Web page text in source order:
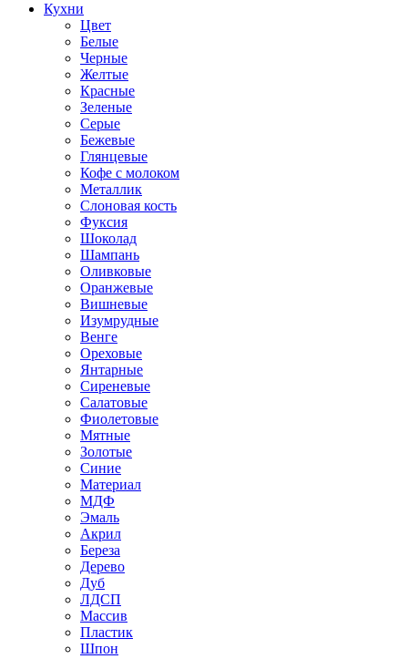
Кухни
Цвет
Белые
Черные
Желтые
Красные
Зеленые
Серые
Бежевые
Глянцевые
Кофе с молоком
Металлик
Слоновая кость
Фуксия
Шоколад
Шампань
Оливковые
Оранжевые
Вишневые
Изумрудные
Венге
Ореховые
Янтарные
Сиреневые
Салатовые
Фиолетовые
Мятные
Золотые
Синие
Материал
МДФ
Эмаль
Акрил
Береза
Дерево
Дуб
ЛДСП
Массив
Пластик
Шпон